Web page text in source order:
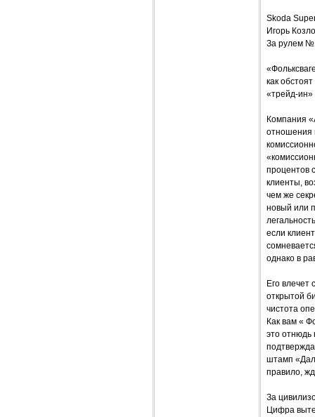
Skoda
Игорь
За рулем
как
«трейд-ин»
Компания
отношения
процентов
клиенты,
чем же
новый или
если
однако в
Его
открытой
чистота
Как вам «
это отнюдь
штамп
правило,
За
Цифра